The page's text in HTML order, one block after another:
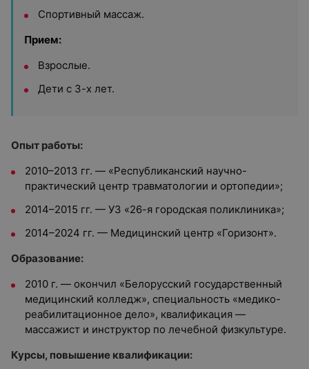
Спортивный массаж.
Прием:
Взрослые.
Дети с 3-х лет.
Опыт работы:
2010–2013 гг. — «Республиканский научно-
практический центр травматологии и ортопедии»;
2014–2015 гг. — УЗ «26-я городская поликлиника»;
2014–2024 гг. — Медицинский центр «Горизонт».
Образование:
2010 г. — окончил «Белорусский государственный
медицинский колледж», специальность «медико-
реабилитационное дело», квалификация —
массажист и инструктор по лечебной физкультуре.
Курсы, повышение квалификации: